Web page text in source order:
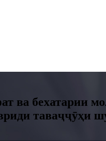
ва бехатарии
таваҷҷӯҳи